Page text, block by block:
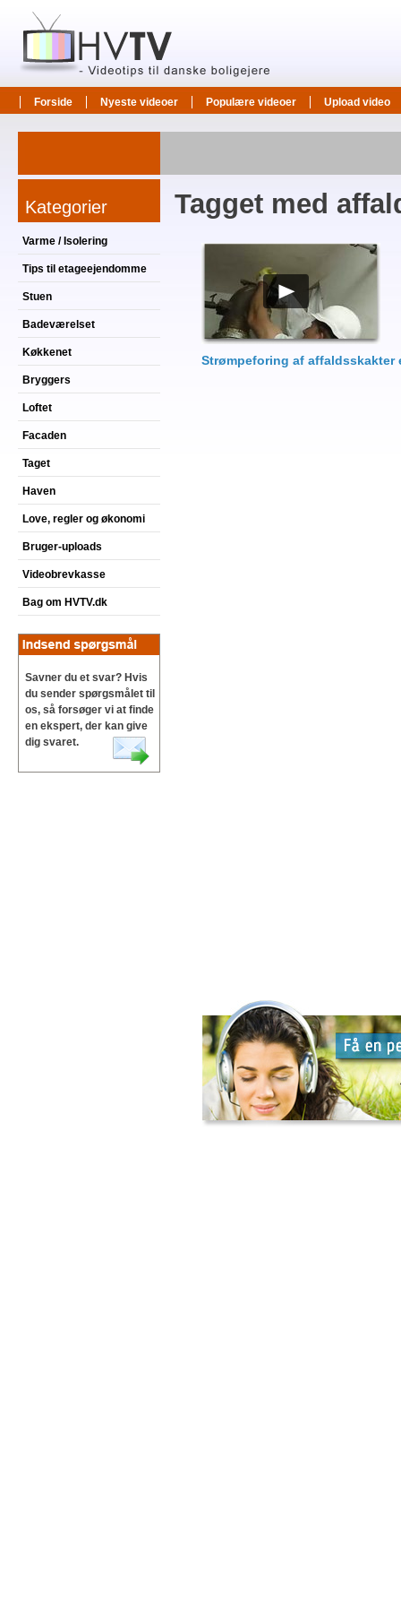
Forside Nyeste videoer Populære videoer Upload video
Kategorier
Varme / Isolering
Tips til etageejendomme
Stuen
Badeværelset
Køkkenet
Bryggers
Loftet
Facaden
Taget
Haven
Love, regler og økonomi
Bruger-uploads
Videobrevkasse
Bag om HVTV.dk
Savner du et svar? Hvis
du sender spørgsmålet til
os, så forsøger vi at finde
en ekspert, der kan give
dig svaret.
Tagget med
Strømpeforing af affaldsskakter